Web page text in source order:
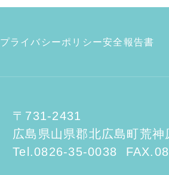
プライバシーポリシー安全報告書
〒731-2431
広島県山県郡北広島町荒
Tel.0826-35-0038